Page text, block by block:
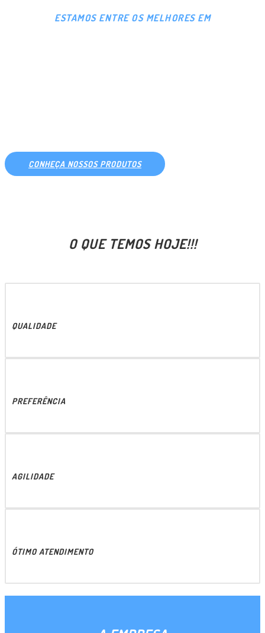
ESTAMOS ENTRE OS MELHORES EM
CONHEÇA NOSSOS PRODUTOS
O QUE TEMOS HOJE!!!
QUALIDADE
PREFERÊNCIA
AGILIDADE
ÓTIMO ATENDIMENTO